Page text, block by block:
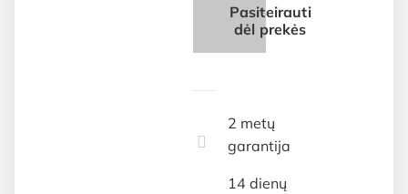
Pasiteirauti
dėl prekės
2 metų
garantija
14 dienų